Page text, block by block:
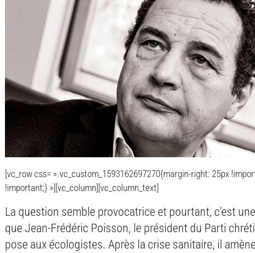
[vc_row css= ».vc_custom_1593162697270{margin-right: 25px
!important;} »][vc_column][vc_column_text]
La question semble provocatrice et pourtant, c’est
que Jean-Frédéric Poisson, le président du Parti
pose aux écologistes. Après la crise sanitaire, il